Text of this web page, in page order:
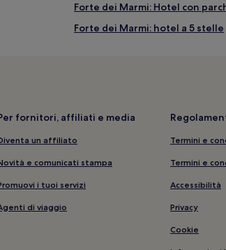
Forte dei Marmi: Hotel con
Forte dei Marmi: hotel a 5 stelle
Passeggiata di Viareggio: Hotel
Lido di Camaiore: Hotel con
fornitori, affiliati e media
un affiliato
e comunicati stampa
i tuoi servizi
di viaggio
Termini e
Termini e
Accessibilità
Privacy
Cookie